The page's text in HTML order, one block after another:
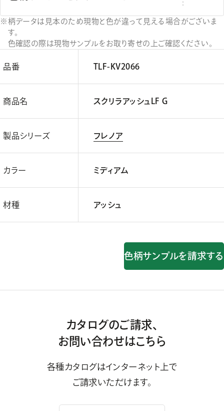
柄データは見本のため現物と色が違って見える場合がございま
す。
色確認の際は現物サンプルをお取り寄せの上ご確認ください。
品番 TLF-KV2066
商品名 スクリラアッシュLF G
製品シリーズ フレノア
カラー ミディアム
材種 アッシュ
色柄サンプルを請求する
カタログのご請求、
お問い合わせはこちら
各種カタログはインターネット上で
ご請求いただけます。